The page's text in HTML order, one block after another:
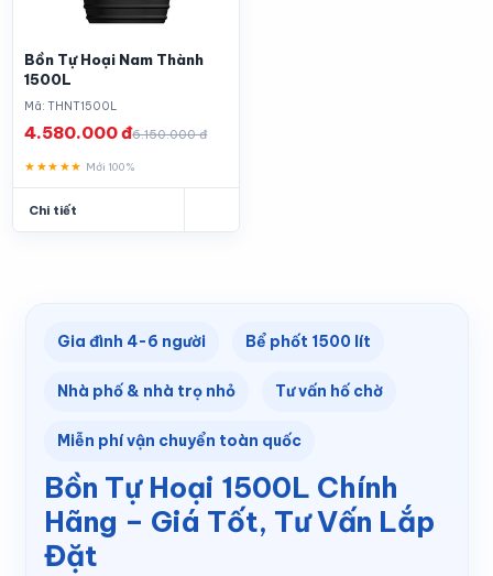
Bồn Tự Hoại Nam Thành
1500L
Mã: THNT1500L
6.150.000 đ
4.580.000 đ
★★★★★ Mới 100%
Chi tiết
Gia đình 4-6 người Bể phốt 1500 lít
Nhà phố & nhà trọ nhỏ Tư vấn hố chờ
Miễn phí vận chuyển toàn quốc
Bồn Tự Hoại 1500L Chính
Hãng – Giá Tốt, Tư Vấn Lắp
Đặt